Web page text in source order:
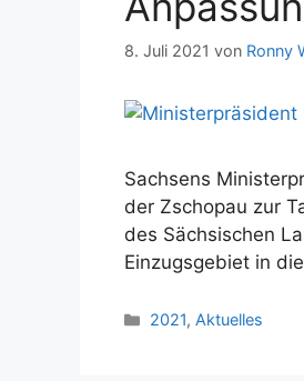
8. Juli 2021 von Ronny
Sachsens
der Zschopau zur
des Sächsischen
Einzugsgebiet in
Kategorien
2021,Aktuelles